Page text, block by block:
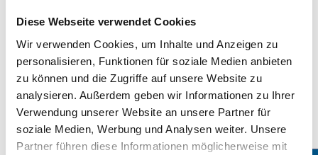
Diese Webseite verwendet Cookies
Wir verwenden Cookies, um Inhalte und Anzeigen zu
personalisieren, Funktionen für soziale Medien anbieten
zu können und die Zugriffe auf unsere Website zu
analysieren. Außerdem geben wir Informationen zu Ihrer
Verwendung unserer Website an unsere Partner für
soziale Medien, Werbung und Analysen weiter. Unsere
Partner führen diese Informationen möglicherweise mit
Sitzlifte für gerade Treppen
Entdecken Sie hier diverse Einbaubeispiele für Ihre gerade
Treppe.